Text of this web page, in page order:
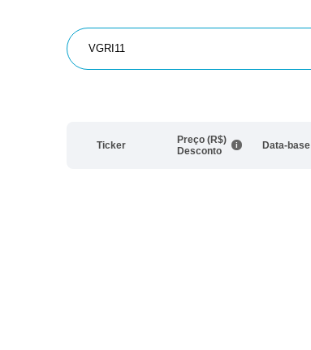
Ticker
Preço (R$)
Desconto
Data-base